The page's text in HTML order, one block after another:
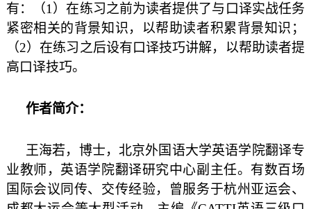
有：（1 ）在练习之前为读者提供了与口译实战任务
紧密相关的背景知识，以帮助读者积累背景知识；
（2）在练习之后设有口译技巧讲解，以帮助读者提
高口译技巧。
作者简介：
王海若，博士，北京外国语大学英语学院翻译专
业教师，英语学院翻译研究中心副主任。有数百场
国际会议同传、交传经验，曾服务于杭州亚运会、